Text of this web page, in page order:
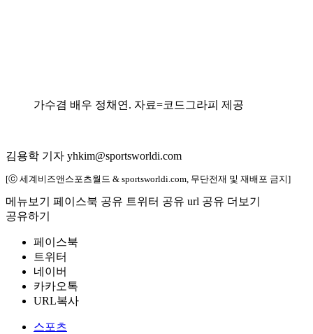
가수겸 배우 정채연. 자료=코드그라피 제공
김용학 기자 yhkim@sportsworldi.com
[ⓒ 세계비즈앤스포츠월드 & sportsworldi.com, 무단전재 및 재배포 금지]
메뉴보기 페이스북 공유 트위터 공유 url 공유 더보기
공유하기
페이스북
트위터
네이버
카카오톡
URL복사
스포츠